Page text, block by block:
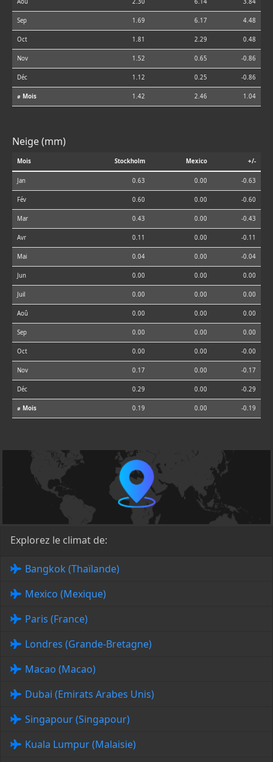
Aoû 2.30 6.14 3.84
Sep 1.69 6.17 4.48
Oct 1.81 2.29 0.48
Nov 1.52 0.65 -0.86
Déc 1.12 0.25 -0.86
⌀ Mois 1.42 2.46 1.04
Neige (mm)
Mois Stockholm Mexico +/-
Jan 0.63 0.00 -0.63
Fév 0.60 0.00 -0.60
Mar 0.43 0.00 -0.43
Avr 0.11 0.00 -0.11
Mai 0.04 0.00 -0.04
Jun 0.00 0.00 0.00
Juil 0.00 0.00 0.00
Aoû 0.00 0.00 0.00
Sep 0.00 0.00 0.00
Oct 0.00 0.00 -0.00
Nov 0.17 0.00 -0.17
Déc 0.29 0.00 -0.29
⌀ Mois 0.19 0.00 -0.19
Explorez le climat de:
Bangkok (Thaïlande)
Mexico (Mexique)
Paris (France)
Londres (Grande-Bretagne)
Macao (Macao)
Dubai (Emirats Arabes Unis)
Singapour (Singapour)
Kuala Lumpur (Malaisie)